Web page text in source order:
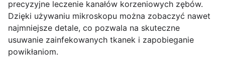
precyzyjne leczenie kanałów korzeniowych zębów.
Dzięki używaniu mikroskopu można zobaczyć nawet
najmniejsze detale, co pozwala na skuteczne
usuwanie zainfekowanych tkanek i zapobieganie
powikłaniom.